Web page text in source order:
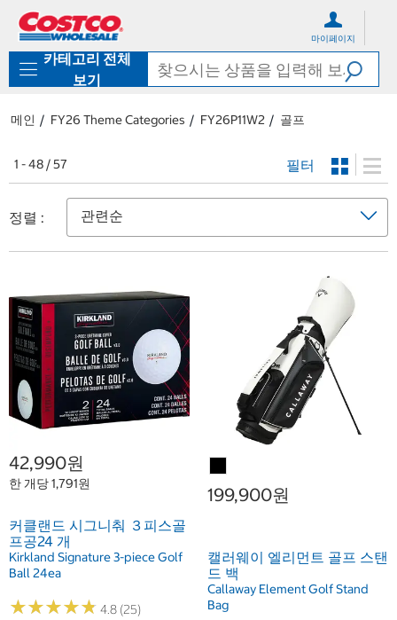
로
기
가
마이페이지
카테고리 전체
보기
메인 FY26 Theme Categories FY26P11W2 골프
1 - 48 / 57 필터
정렬 :
42,990원
한 개당 1,791원
커클랜드 시그니춰 ３피스골
프공24 개
Kirkland Signature 3-piece Golf
Ball 24ea
★★★★★
★★★★★ 4.8 (25)
199,900원
캘러웨이 엘리먼트 골프 스탠
드 백
Callaway Element Golf Stand
Bag